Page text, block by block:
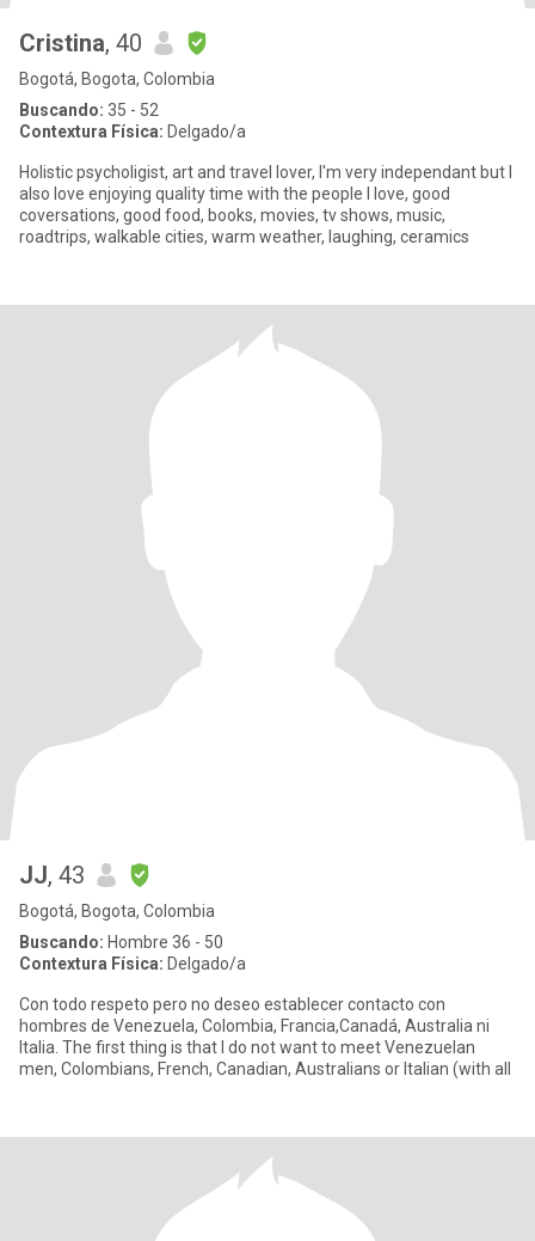
Cristina, 40
Bogotá, Bogota, Colombia
Buscando: 35 - 52
Contextura Física: Delgado/a
Holistic psycholigist, art and travel lover, I'm very independant but I
also love enjoying quality time with the people I love, good
coversations, good food, books, movies, tv shows, music,
roadtrips, walkable cities, warm weather, laughing, ceramics
JJ, 43
Bogotá, Bogota, Colombia
Buscando: Hombre 36 - 50
Contextura Física: Delgado/a
Con todo respeto pero no deseo establecer contacto con
hombres de Venezuela, Colombia, Francia,Canadá, Australia ni
Italia. The first thing is that I do not want to meet Venezuelan
men, Colombians, French, Canadian, Australians or Italian (with all